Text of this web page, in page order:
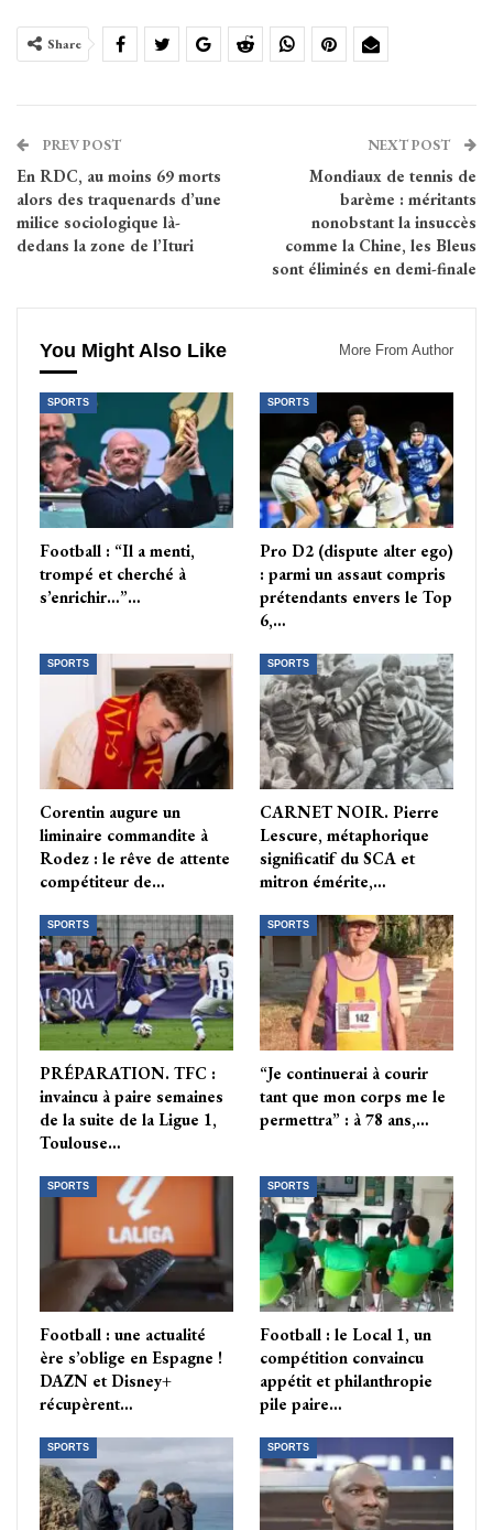
Share
PREV POST
En RDC, au moins 69 morts
alors des traquenards d’une
milice sociologique là-
dedans la zone de l’Ituri
NEXT POST
Mondiaux de tennis de
barème : méritants
nonobstant la insuccès
comme la Chine, les Bleus
sont éliminés en demi-finale
You Might Also Like More From Author
SPORTS
Football : “Il a menti,
trompé et cherché à
s’enrichir…”…
SPORTS
Pro D2 (dispute alter ego)
: parmi un assaut compris
prétendants envers le Top
6,…
SPORTS
Corentin augure un
liminaire commandite à
Rodez : le rêve de attente
compétiteur de…
SPORTS
CARNET NOIR. Pierre
Lescure, métaphorique
significatif du SCA et
mitron émérite,…
SPORTS
PRÉPARATION. TFC :
invaincu à paire semaines
de la suite de la Ligue 1,
Toulouse…
SPORTS
“Je continuerai à courir
tant que mon corps me le
permettra” : à 78 ans,…
SPORTS
Football : une actualité
ère s’oblige en Espagne !
DAZN et Disney+
récupèrent…
SPORTS
Football : le Local 1, un
compétition convaincu
appétit et philanthropie
pile paire…
SPORTS SPORTS